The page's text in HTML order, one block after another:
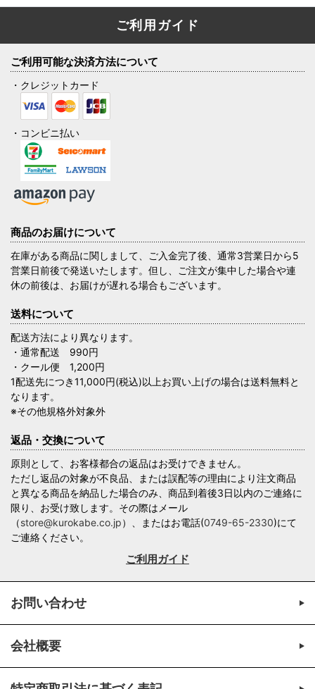
ご利用ガイド
ご利用可能な決済方法について
・クレジットカード
・コンビニ払い
商品のお届けについて
在庫がある商品に関しまして、ご入金完了後、通常3営業日から5
営業日前後で発送いたします。但し、ご注文が集中した場合や連
休の前後は、お届けが遅れる場合もございます。
送料について
配送方法により異なります。
・通常配送 990円
・クール便 1,200円
1配送先につき11,000円(税込)以上お買い上げの場合は送料無料と
なります。
※その他規格外対象外
返品・交換について
原則として、お客様都合の返品はお受けできません。
ただし返品の対象が不良品、または誤配等の理由により注文商品
と異なる商品を納品した場合のみ、商品到着後3日以内のご連絡に
限り、お受け致します。その際はメール
（store@kurokabe.co.jp）、またはお電話(0749-65-2330)にて
ご連絡ください。
ご利用ガイド
お問い合わせ
会社概要